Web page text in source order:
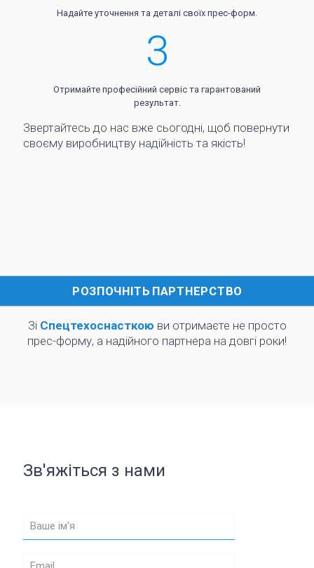
Надайте уточнення та деталі своїх прес-форм.
3
Отримайте професійний сервіс та гарантований
результат.
Звертайтесь до нас вже сьогодні, щоб повернути
своєму виробництву надійність та якість!
РОЗПОЧНІТЬ ПАРТНЕРСТВО
ЗіСпецтехоснасткою ви отримаєте не просто
прес-форму, а надійного партнера на довгі роки!
Зв'яжіться з нами